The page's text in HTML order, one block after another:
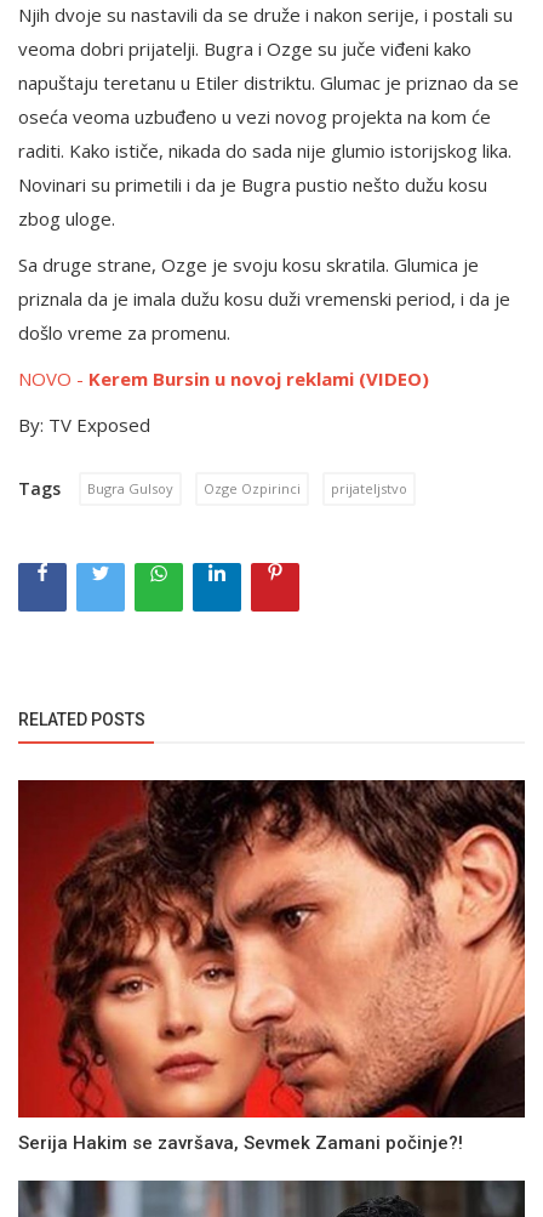
Njih dvoje su nastavili da se druže i nakon serije, i postali su
veoma dobri prijatelji. Bugra i Ozge su juče viđeni kako
napuštaju teretanu u Etiler distriktu. Glumac je priznao da se
oseća veoma uzbuđeno u vezi novog projekta na kom će
raditi. Kako ističe, nikada do sada nije glumio istorijskog lika.
Novinari su primetili i da je Bugra pustio nešto dužu kosu
zbog uloge.
Sa druge strane, Ozge je svoju kosu skratila. Glumica je
priznala da je imala dužu kosu duži vremenski period, i da je
došlo vreme za promenu.
NOVO - Kerem Bursin u novoj reklami (VIDEO)
By: TV Exposed
Tags Bugra Gulsoy Ozge Ozpirinci prijateljstvo
RELATED POSTS
Serija Hakim se završava, Sevmek Zamani počinje?!